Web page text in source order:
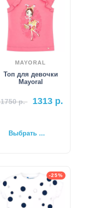
MAYORAL
Топ для девочки
Mayoral
1750р. 1313 р.
Выбрать ...
-25%